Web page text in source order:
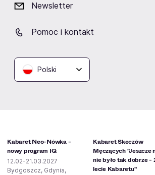
Newsletter
Pomoc i kontakt
Polski
Podobne wydarzenia
Kabaret Neo-Nówka -
nowy program IQ
12.02-21.03.2027
Bydgoszcz, Gdynia,
Kabaret Skeczów
Męczących "Jeszcze
nie było tak dobrze -
lecie Kabaretu"